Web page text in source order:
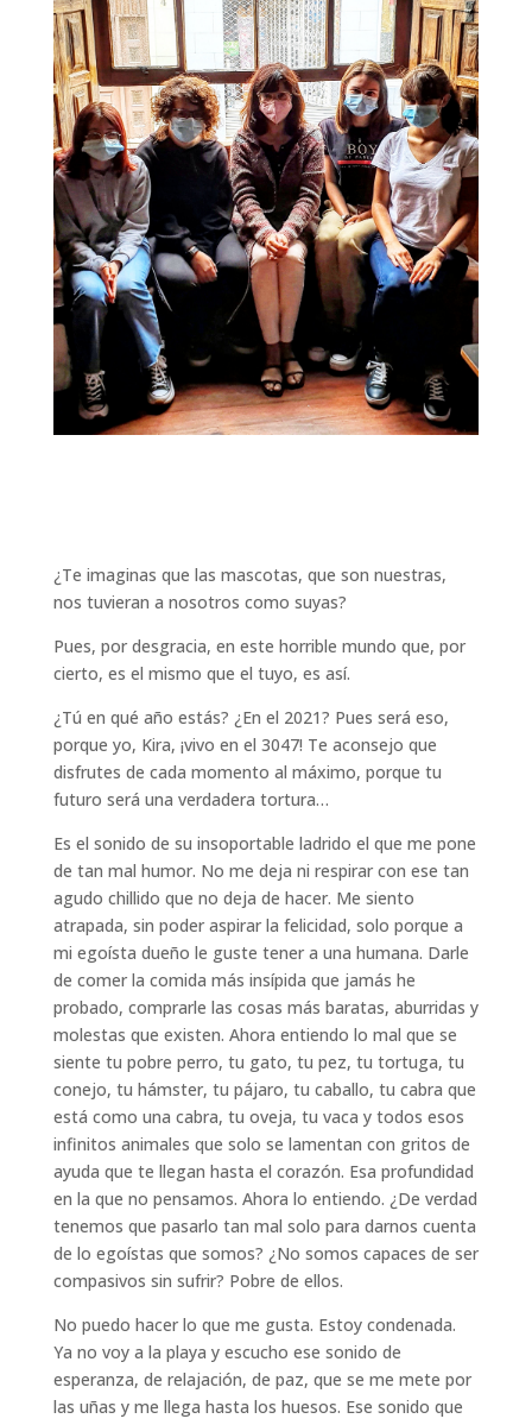
¿Te imaginas que las mascotas, que son nuestras,
nos tuvieran a nosotros como suyas?
Pues, por desgracia, en este horrible mundo que, por
cierto, es el mismo que el tuyo, es así.
¿Tú en qué año estás? ¿En el 2021? Pues será eso,
porque yo, Kira, ¡vivo en el 3047! Te aconsejo que
disfrutes de cada momento al máximo, porque tu
futuro será una verdadera tortura…
Es el sonido de su insoportable ladrido el que me pone
de tan mal humor. No me deja ni respirar con ese tan
agudo chillido que no deja de hacer. Me siento
atrapada, sin poder aspirar la felicidad, solo porque a
mi egoísta dueño le guste tener a una humana. Darle
de comer la comida más insípida que jamás he
probado, comprarle las cosas más baratas, aburridas y
molestas que existen. Ahora entiendo lo mal que se
siente tu pobre perro, tu gato, tu pez, tu tortuga, tu
conejo, tu hámster, tu pájaro, tu caballo, tu cabra que
está como una cabra, tu oveja, tu vaca y todos esos
infinitos animales que solo se lamentan con gritos de
ayuda que te llegan hasta el corazón. Esa profundidad
en la que no pensamos. Ahora lo entiendo. ¿De verdad
tenemos que pasarlo tan mal solo para darnos cuenta
de lo egoístas que somos? ¿No somos capaces de ser
compasivos sin sufrir? Pobre de ellos.
No puedo hacer lo que me gusta. Estoy condenada.
Ya no voy a la playa y escucho ese sonido de
esperanza, de relajación, de paz, que se me mete por
las uñas y me llega hasta los huesos. Ese sonido que